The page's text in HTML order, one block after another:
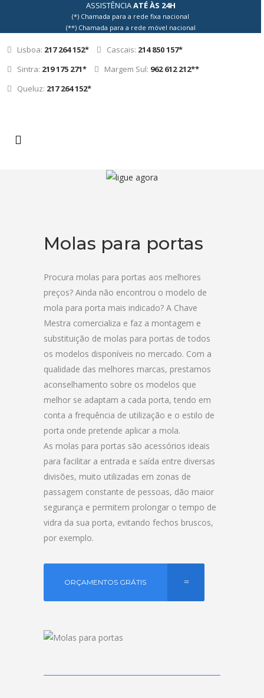
ASSISTÊNCIAATÉ ÀS 24H
(*) Chamada para a rede fixa nacional
(**) Chamada para a rede móvel nacional
Lisboa: 217 264 152* Cascais: 214 850 157*
Sintra: 219 175 271* Margem Sul: 962 612 212**
Queluz: 217 264 152*
Molas para portas
Procura molas para portas aos melhores
preços? Ainda não encontrou o modelo de
mola para porta mais indicado? A Chave
Mestra comercializa e faz a montagem e
substituição de molas para portas de todos
os modelos disponíveis no mercado. Com a
qualidade das melhores marcas, prestamos
aconselhamento sobre os modelos que
melhor se adaptam a cada porta, tendo em
conta a frequência de utilização e o estilo de
porta onde pretende aplicar a mola.
As molas para portas são acessórios ideais
para facilitar a entrada e saída entre diversas
divisões, muito utilizadas em zonas de
passagem constante de pessoas, dão maior
segurança e permitem prolongar o tempo de
vidra da sua porta, evitando fechos bruscos,
por exemplo.
ORÇAMENTOS GRÁTIS